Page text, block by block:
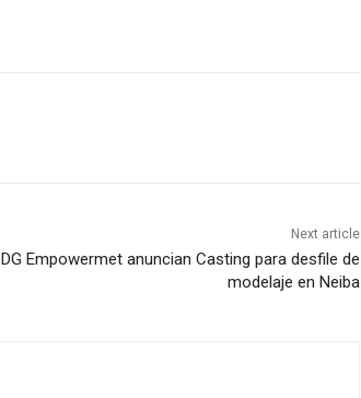
Next article
DG Empowermet anuncian Casting para desfile de
modelaje en Neiba